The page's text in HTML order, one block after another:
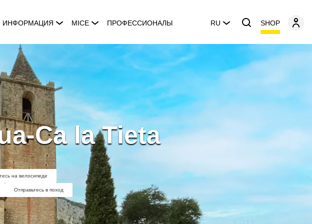
ИНФОРМАЦИЯ MICE ПРОФЕССИОНАЛЫ RU SHOP
Ca la Tieta
на велосипеде
Отправьтесь в поход